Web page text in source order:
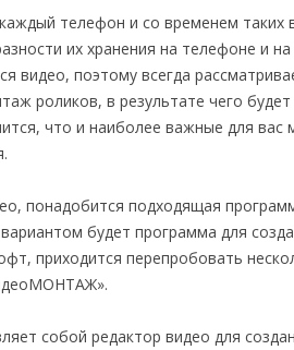
телефон и со временем таких
их хранения на телефоне и
поэтому всегда
роликов, в результате чего
что и наиболее важные для вас
понадобится подходящая
будет программа для
приходится перепробовать
собой редактор видео для